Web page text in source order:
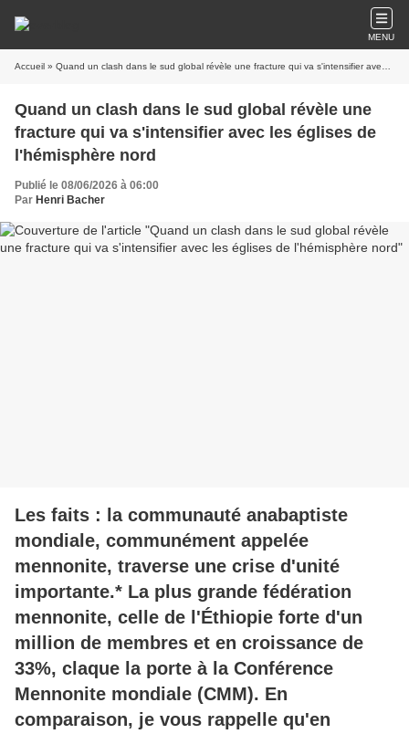
MENU
Accueil » Quand un clash dans le sud global révèle une fracture qui va s'intensifier avec les églises de l'hémisphère nord
Quand un clash dans le sud global révèle une
fracture qui va s'intensifier avec les églises de
l'hémisphère nord
Publié le 08/06/2026 à 06:00
Par Henri Bacher
Les faits : la communauté anabaptiste
mondiale, communément appelée
mennonite, traverse une crise d'unité
importante.* La plus grande fédération
mennonite, celle de l'Éthiopie forte d'un
million de membres et en croissance de
33%, claque la porte à la Conférence
Mennonite mondiale (CMM). En
comparaison, je vous rappelle qu'en